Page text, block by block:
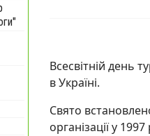
Всесвітній день
в Україні.
Свято
організації у 1997